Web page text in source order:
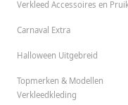
Verkleed Accessoires en
Carnaval Extra
Halloween Uitgebreid
Topmerken & Modellen
Verkleedkleding